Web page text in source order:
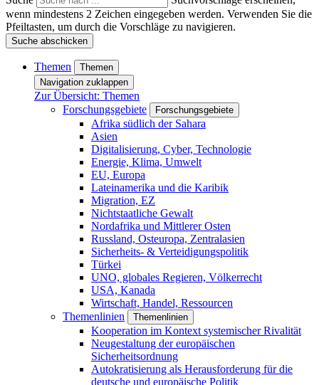
wenn mindestens 2 Zeichen eingegeben werden. Verwenden Sie die
Pfeiltasten, um durch die Vorschläge zu navigieren.
Suche abschicken
Themen
Themen
Navigation zuklappen
Zur Übersicht: Themen
Forschungsgebiete
Forschungsgebiete
Afrika südlich der Sahara
Asien
Digitalisierung, Cyber, Technologie
Energie, Klima, Umwelt
EU, Europa
Lateinamerika und die Karibik
Migration, EZ
Nichtstaatliche Gewalt
Nordafrika und Mittlerer Osten
Russland, Osteuropa, Zentralasien
Sicherheits- & Verteidigungspolitik
Türkei
UNO, globales Regieren, Völkerrecht
USA, Kanada
Wirtschaft, Handel, Ressourcen
Themenlinien
Themenlinien
Kooperation im Kontext systemischer Rivalität
Neugestaltung der europäischen
Sicherheitsordnung
Autokratisierung als Herausforderung für die
deutsche und europäische Politik